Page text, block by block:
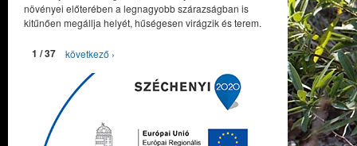
növényei előterében a legnagyobb szárazságban is
kitűnően megállja helyét, hűségesen virágzik és terem.
1 / 37 következő ›